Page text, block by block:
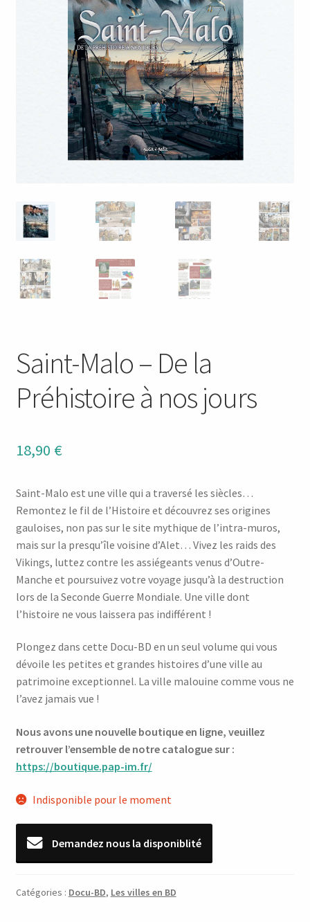
Saint-Malo – De la
Préhistoire à nos jours
18,90 €
Saint-Malo est une ville qui a traversé les siècles…
Remontez le fil de l’Histoire et découvrez ses origines
gauloises, non pas sur le site mythique de l’intra-muros,
mais sur la presqu’île voisine d’Alet… Vivez les raids des
Vikings, luttez contre les assiégeants venus d’Outre-
Manche et poursuivez votre voyage jusqu’à la destruction
lors de la Seconde Guerre Mondiale. Une ville dont
l’histoire ne vous laissera pas indifférent !
Plongez dans cette Docu-BD en un seul volume qui vous
dévoile les petites et grandes histoires d’une ville au
patrimoine exceptionnel. La ville malouine comme vous ne
l’avez jamais vue !
Nous avons une nouvelle boutique en ligne, veuillez
retrouver l’ensemble de notre catalogue sur :
https://boutique.pap-im.fr/
Indisponible pour le moment
Demandez nous la disponiblité
Catégories : Docu-BD, Les villes en BD